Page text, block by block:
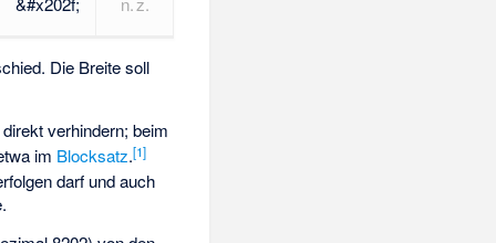
Die Breite soll
verhindern; beim
im Blocksatz.[1]
darf und auch